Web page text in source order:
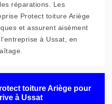
réparations. Les
Protect toiture Ariège
et assurent aisément
à Ussat, en
toiture Ariège pour
à Ussat